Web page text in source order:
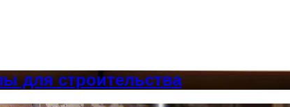
для строительства